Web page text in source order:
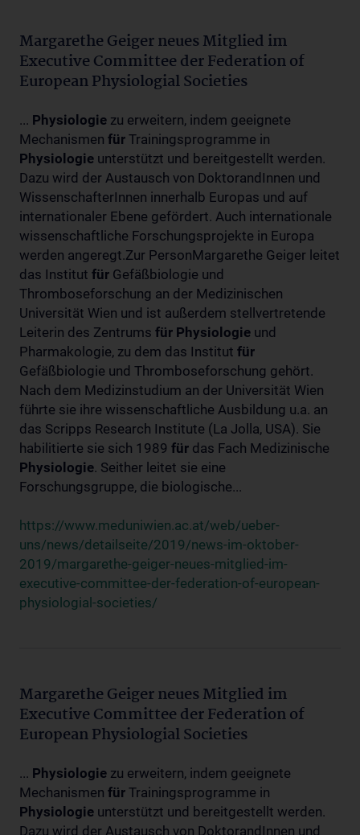
Margarethe Geiger neues Mitglied im
Executive Committee der Federation of
European Physiologial Societies
... Physiologie zu erweitern, indem geeignete
Mechanismen für Trainingsprogramme in
Physiologie unterstützt und bereitgestellt werden.
Dazu wird der Austausch von DoktorandInnen und
WissenschafterInnen innerhalb Europas und auf
internationaler Ebene gefördert. Auch internationale
wissenschaftliche Forschungsprojekte in Europa
werden angeregt.Zur PersonMargarethe Geiger leitet
das Institut für Gefäßbiologie und
Thromboseforschung an der Medizinischen
Universität Wien und ist außerdem stellvertretende
Leiterin des Zentrums für Physiologie und
Pharmakologie, zu dem das Institut für
Gefäßbiologie und Thromboseforschung gehört.
Nach dem Medizinstudium an der Universität Wien
führte sie ihre wissenschaftliche Ausbildung u.a. an
das Scripps Research Institute (La Jolla, USA). Sie
habilitierte sie sich 1989 für das Fach Medizinische
Physiologie. Seither leitet sie eine
Forschungsgruppe, die biologische...
https://www.meduniwien.ac.at/web/ueber-
uns/news/detailseite/2019/news-im-oktober-
2019/margarethe-geiger-neues-mitglied-im-
executive-committee-der-federation-of-european-
physiologial-societies/
Margarethe Geiger neues Mitglied im
Executive Committee der Federation of
European Physiologial Societies
... Physiologie zu erweitern, indem geeignete
Mechanismen für Trainingsprogramme in
Physiologie unterstützt und bereitgestellt werden.
Dazu wird der Austausch von DoktorandInnen und